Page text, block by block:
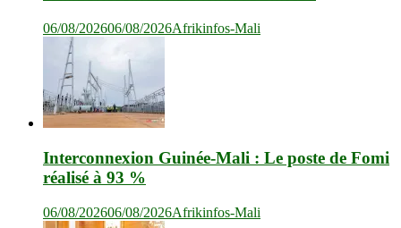
06/08/202606/08/2026Afrikinfos-Mali
Interconnexion Guinée-Mali : Le poste de Fomi
réalisé à 93 %
06/08/202606/08/2026Afrikinfos-Mali